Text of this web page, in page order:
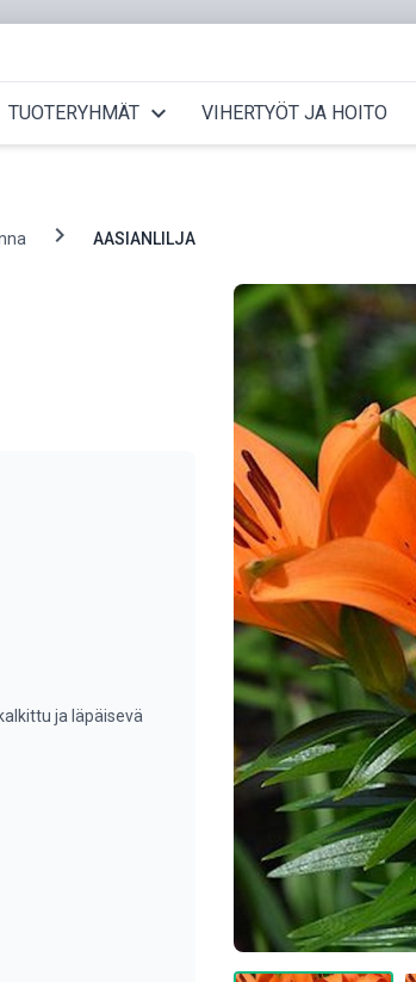
TUOTERYHMÄT expand_more VIHERTYÖT JA HOITO
chevron_right AASIANLILJA
ja läpäisevä